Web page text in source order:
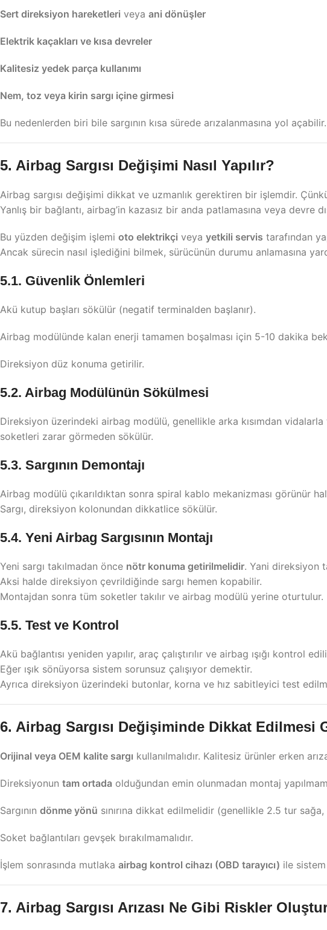
Sert direksiyon hareketleri veya ani dönüşler
Elektrik kaçakları ve kısa devreler
Kalitesiz yedek parça kullanımı
Nem, toz veya kirin sargı içine girmesi
Bu nedenlerden biri bile sargının kısa sürede arızalanmasına yol açabilir.
5. Airbag Sargısı Değişimi Nasıl Yapılır?
Airbag sargısı değişimi dikkat ve uzmanlık gerektiren bir işlemdir.
Yanlış bir bağlantı, airbag’in kazasız bir anda patlamasına veya devre
Bu yüzden değişim işlemi oto elektrikçi veya yetkili servis tarafından
Ancak sürecin nasıl işlediğini bilmek, sürücünün durumu anlamasına
5.1. Güvenlik Önlemleri
Akü kutup başları sökülür (negatif terminalden başlanır).
Airbag modülünde kalan enerji tamamen boşalması için 5-10 dakika
Direksiyon düz konuma getirilir.
5.2. Airbag Modülünün Sökülmesi
Direksiyon üzerindeki airbag modülü, genellikle arka kısımdan
soketleri zarar görmeden sökülür.
5.3. Sargının Demontajı
Airbag modülü çıkarıldıktan sonra spiral kablo mekanizması görünür
Sargı, direksiyon kolonundan dikkatlice sökülür.
5.4. Yeni Airbag Sargısının Montajı
Yeni sargı takılmadan önce nötr konuma getirilmelidir. Yani direksiyon
Aksi halde direksiyon çevrildiğinde sargı hemen kopabilir.
Montajdan sonra tüm soketler takılır ve airbag modülü yerine oturtulur.
5.5. Test ve Kontrol
Akü bağlantısı yeniden yapılır, araç çalıştırılır ve airbag ışığı kontrol
Eğer ışık sönüyorsa sistem sorunsuz çalışıyor demektir.
Ayrıca direksiyon üzerindeki butonlar, korna ve hız sabitleyici test
6. Airbag Sargısı Değişiminde Dikkat Edilmesi
Orijinal veya OEM kalite sargı kullanılmalıdır. Kalitesiz ürünler erken
Direksiyonun tam ortada olduğundan emin olunmadan montaj
Sargının dönme yönü sınırına dikkat edilmelidir (genellikle 2.5 tur
Soket bağlantıları gevşek bırakılmamalıdır.
İşlem sonrasında mutlaka airbag kontrol cihazı (OBD tarayıcı) ile sistem
7. Airbag Sargısı Arızası Ne Gibi Riskler